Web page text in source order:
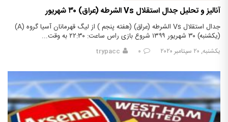
آنالیز و تحلیل جدال استقلال Vs الشرطه (عراق) ۳۰ شهریور
جدال استقلال Vs الشرطه (عراق) (هفته پنجم ) از لیگ قهرمانان آسیا گروه (A)
(یکشنبه) ۳۰ شهریور ۱۳۹۹ شروع بازی راس ساعت: ۲۲:۳۰ به وقت...
یکشنبه, ۲۰ سپتامبر ۲۰۲۰ ۰ trypacc